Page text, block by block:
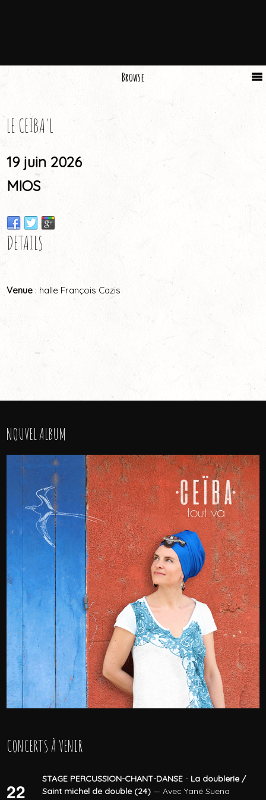
Browse
LE CEÏBA'L
19 juin 2026
MIOS
DETAILS
Venue : halle François Cazis
NOUVEL ALBUM
CONCERTS À VENIR
22
STAGE PERCUSSION-CHANT-DANSE - La doublerie /
Saint michel de double (24) — Avec Yané Suena